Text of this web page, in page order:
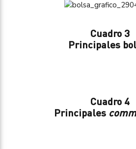
Cuadro 3
Principales
Cuadro 4
Principales